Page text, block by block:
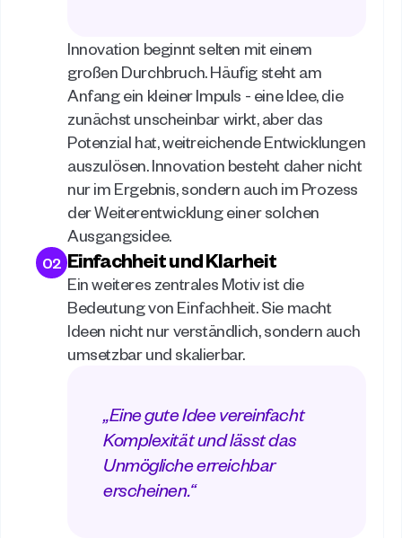
Innovation beginnt selten mit einem
großen Durchbruch. Häufig steht am
Anfang ein kleiner Impuls - eine Idee, die
zunächst unscheinbar wirkt, aber das
Potenzial hat, weitreichende Entwicklungen
auszulösen. Innovation besteht daher nicht
nur im Ergebnis, sondern auch im Prozess
der Weiterentwicklung einer solchen
Ausgangsidee.
02 Einfachheit und Klarheit
Ein weiteres zentrales Motiv ist die
Bedeutung von Einfachheit. Sie macht
Ideen nicht nur verständlich, sondern auch
umsetzbar und skalierbar.
„Eine gute Idee vereinfacht
Komplexität und lässt das
Unmögliche erreichbar
erscheinen.“